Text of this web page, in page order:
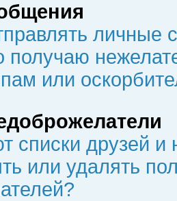
личные
получаю
или
списки друзей
или удалять